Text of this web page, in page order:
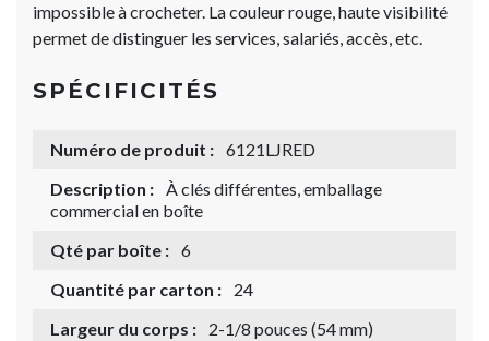
impossible à crocheter. La couleur rouge, haute visibilité
permet de distinguer les services, salariés, accès, etc.
SPÉCIFICITÉS
Numéro de produit : 6121LJRED
Description : À clés différentes, emballage
commercial en boîte
Qté par boîte : 6
Quantité par carton :
24
Largeur du corps :
2-1/8 pouces (54 mm)